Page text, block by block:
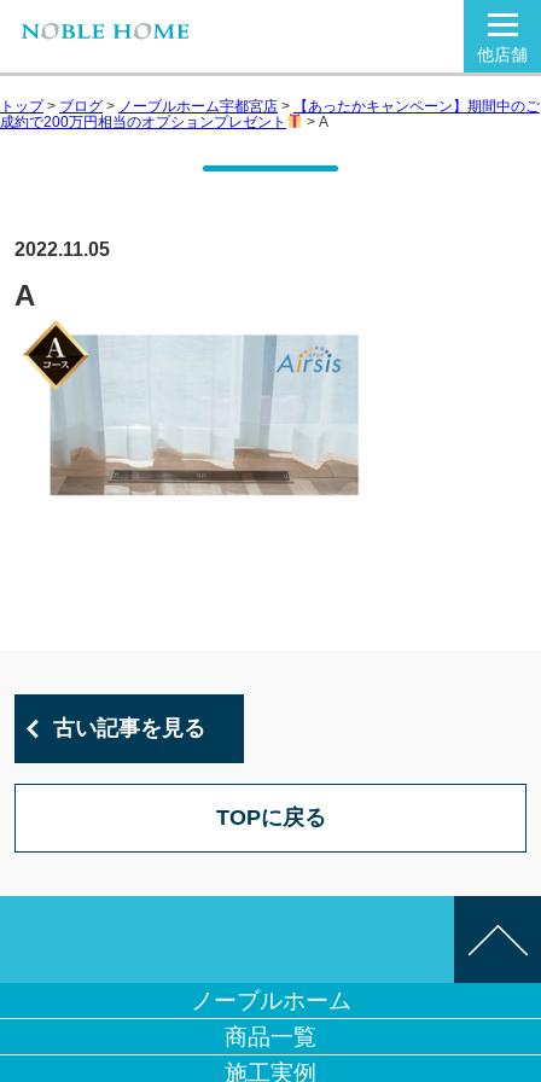
他店舗
トップ> ブログ > ノーブルホーム宇都宮店 >
【あったかキャンペーン】期間中のご
成約で200万円相当のオプションプレゼント
> A
2022.11.05
A
古い記事を見る
TOPに戻る
ノーブルホーム
商品一覧
施工実例